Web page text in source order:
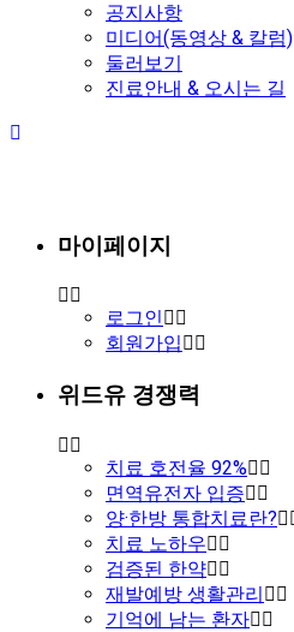
공지사항
미디어(동영상 & 칼럼)
둘러보기
진료안내 & 오시는 길
마이페이지
로그인
회원가입
위드유 경쟁력
치료 호전율 92%
면역유전자 입증
양·한방 통합치료란?
치료 노하우
검증된 한약
재발예방 생활관리
기억에 남는 환자